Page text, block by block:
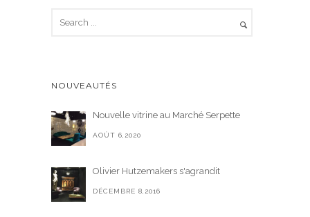
NOUVEAUTÉS
Nouvelle vitrine au Marché Serpette
AOÛT 6,2020
Olivier Hutzemakers s'agrandit
DÉCEMBRE 8,2016